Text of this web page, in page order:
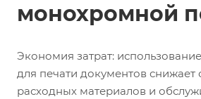
монохромной
Экономия затрат:
для печати документов снижает
расходных материалов и